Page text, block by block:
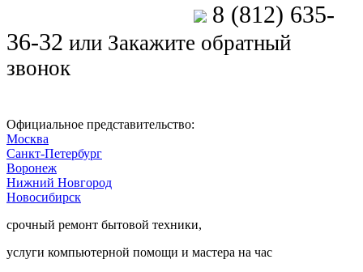
8 (812) 635-
36-32 или Закажите обратный
звонок
Официальное представительство:
Москва
Санкт-Петербург
Воронеж
Нижний Новгород
Новосибирск
срочный ремонт бытовой техники,
услуги компьютерной помощи и мастера на час